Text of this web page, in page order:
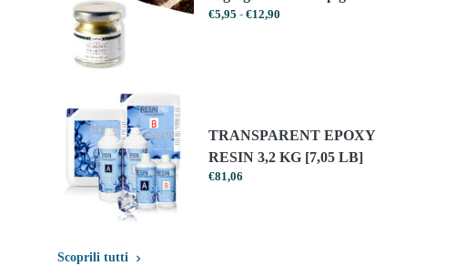
€5,95 - €12,90Prijsklasse:
TRANSPARENT EPOXY
RESIN 3,2 KG [7,05 LB]
€81,06
Scoprili tutti